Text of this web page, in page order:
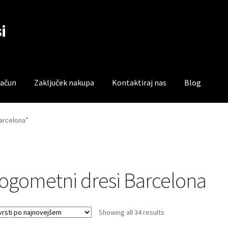
Zaključek nakupa Kontaktiraj nas Blog
Trgovina
dresi Barcelona
Showing all 34 resultsSorted